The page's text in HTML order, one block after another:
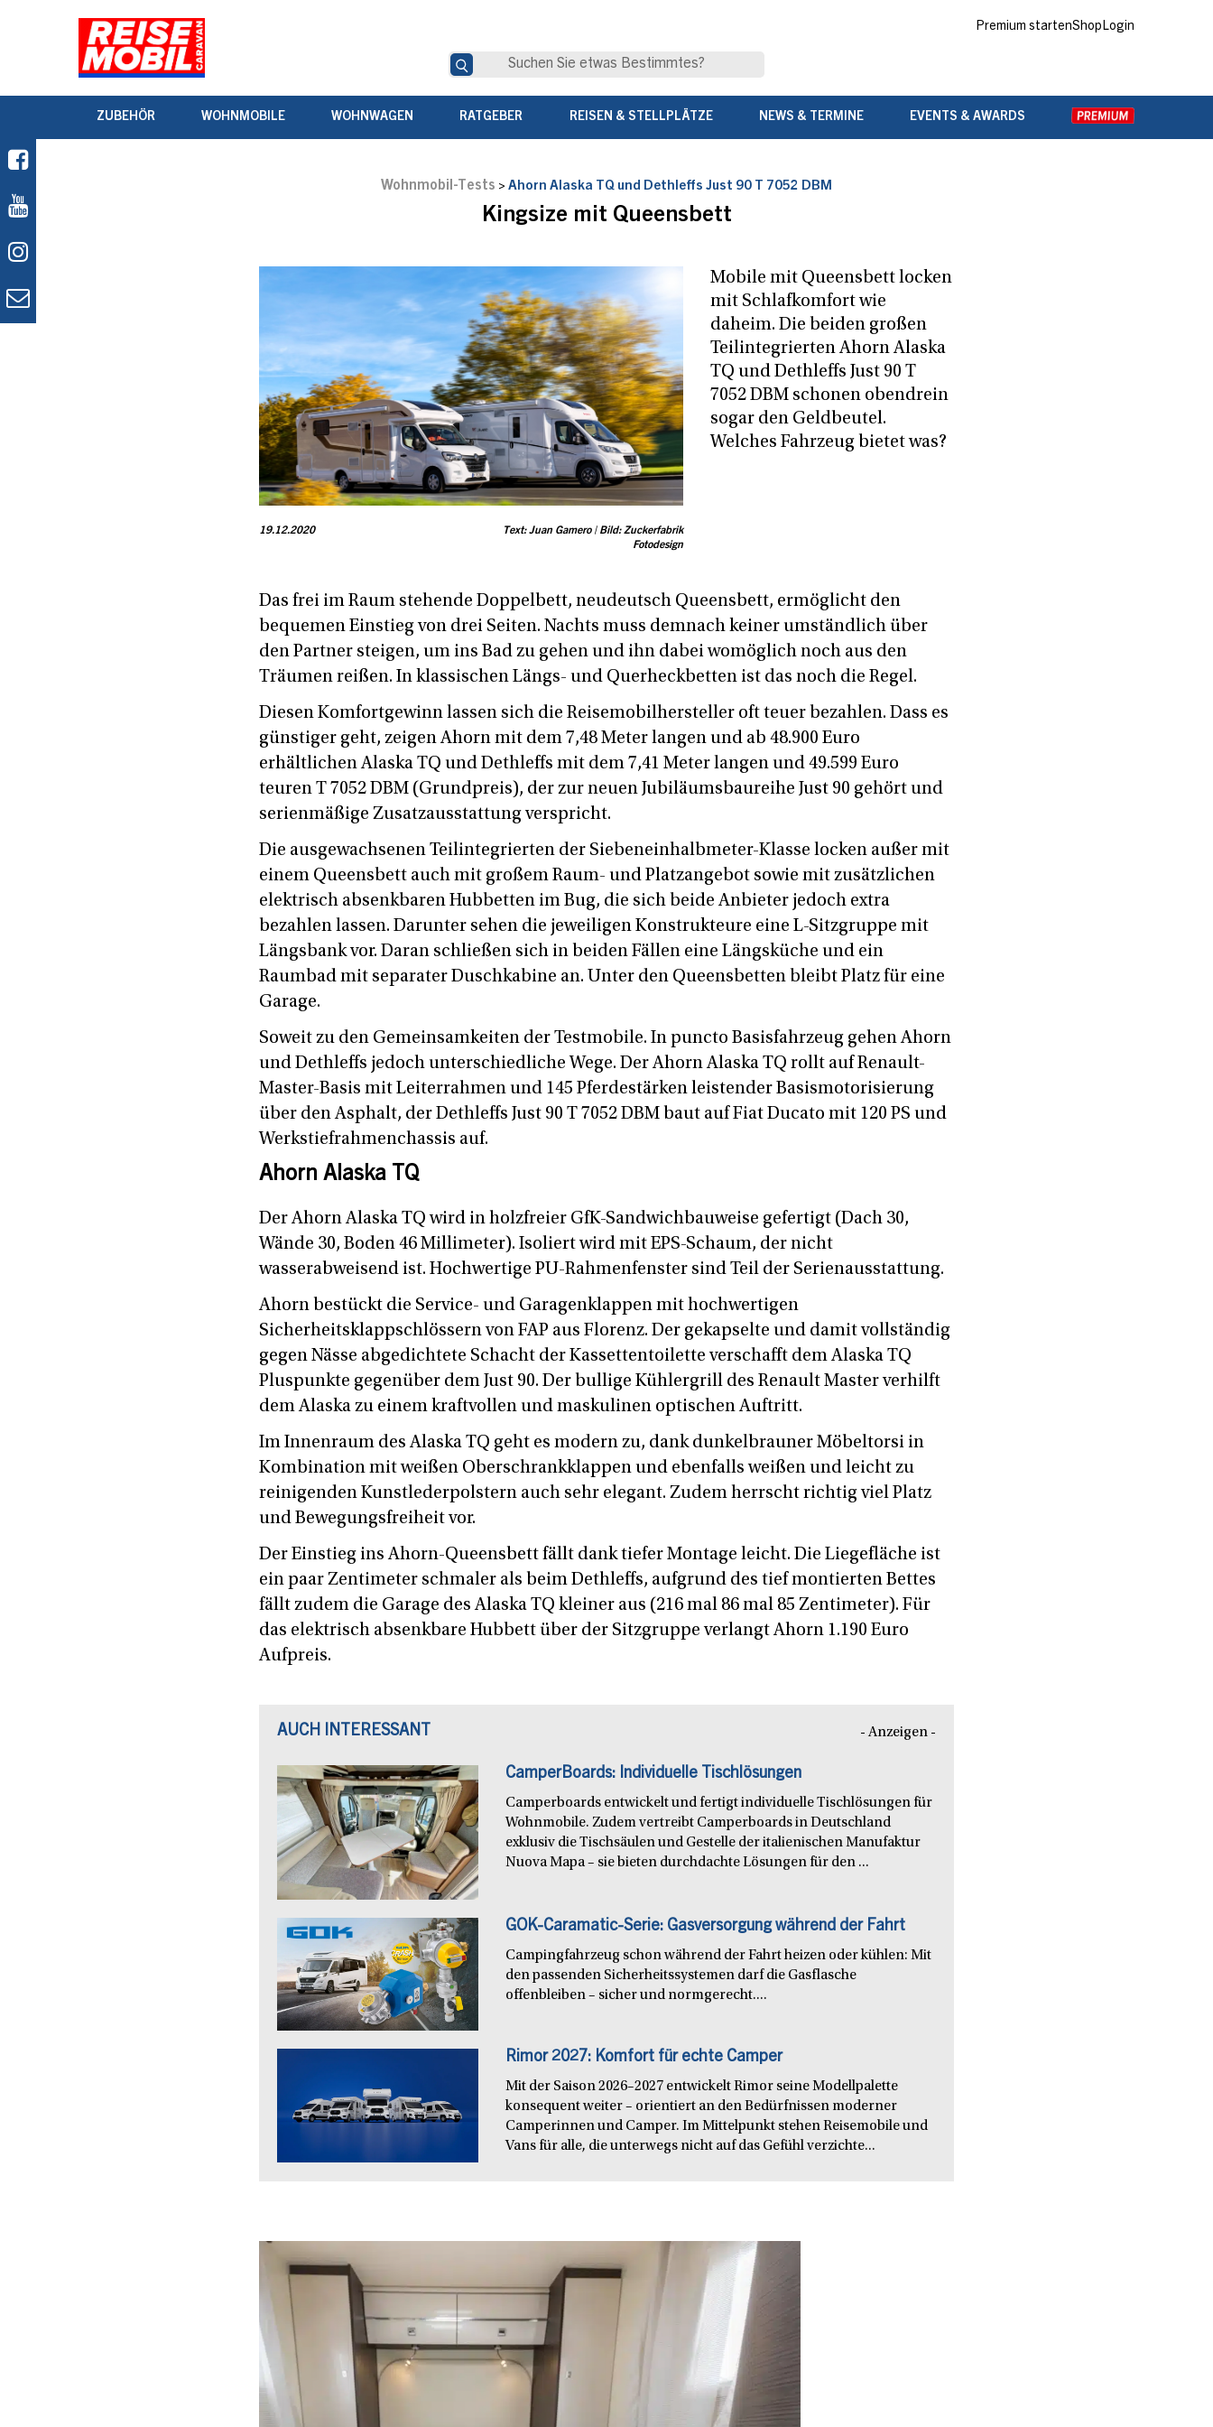
Premium startenShopLogin
ZUBEHÖR WOHNMOBILE WOHNWAGEN RATGEBER REISEN & STELLPLÄTZE NEWS & TERMINE EVENTS & AWARDS
Wohnmobil-Tests > Ahorn Alaska TQ und Dethleffs Just 90 T 7052 DBM
Kingsize mit Queensbett
19.12.2020
Text: Juan Gamero | Bild: Zuckerfabrik
Fotodesign
Mobile mit Queensbett locken
mit Schlafkomfort wie
daheim. Die beiden großen
Teilintegrierten Ahorn Alaska
TQ und Dethleffs Just 90 T
7052 DBM schonen obendrein
sogar den Geldbeutel.
Welches Fahrzeug bietet was?
Das frei im Raum stehende Doppelbett, neudeutsch Queensbett, ermöglicht den
bequemen Einstieg von drei Seiten. Nachts muss demnach keiner umständlich über
den Partner steigen, um ins Bad zu gehen und ihn dabei womöglich noch aus den
Träumen reißen. In klassischen Längs- und Querheckbetten ist das noch die Regel.
Diesen Komfortgewinn lassen sich die Reisemobilhersteller oft teuer bezahlen. Dass es
günstiger geht, zeigen Ahorn mit dem 7,48 Meter langen und ab 48.900 Euro
erhältlichen Alaska TQ und Dethleffs mit dem 7,41 Meter langen und 49.599 Euro
teuren T 7052 DBM (Grundpreis), der zur neuen Jubiläumsbaureihe Just 90 gehört und
serienmäßige Zusatzausstattung verspricht.
Die ausgewachsenen Teilintegrierten der Siebeneinhalbmeter-Klasse locken außer mit
einem Queensbett auch mit großem Raum- und Platzangebot sowie mit zusätzlichen
elektrisch absenkbaren Hubbetten im Bug, die sich beide Anbieter jedoch extra
bezahlen lassen. Darunter sehen die jeweiligen Konstrukteure eine L-Sitzgruppe mit
Längsbank vor. Daran schließen sich in beiden Fällen eine Längsküche und ein
Raumbad mit separater Duschkabine an. Unter den Queensbetten bleibt Platz für eine
Garage.
Soweit zu den Gemeinsamkeiten der Testmobile. In puncto Basisfahrzeug gehen Ahorn
und Dethleffs jedoch unterschiedliche Wege. Der Ahorn Alaska TQ rollt auf Renault-
Master-Basis mit Leiterrahmen und 145 Pferdestärken leistender Basismotorisierung
über den Asphalt, der Dethleffs Just 90 T 7052 DBM baut auf Fiat Ducato mit 120 PS und
Werkstiefrahmenchassis auf.
Ahorn Alaska TQ
Der Ahorn Alaska TQ wird in holzfreier GfK-Sandwichbauweise gefertigt (Dach 30,
Wände 30, Boden 46 Millimeter). Isoliert wird mit EPS-Schaum, der nicht
wasserabweisend ist. Hochwertige PU-Rahmenfenster sind Teil der Serienausstattung.
Ahorn bestückt die Service- und Garagenklappen mit hochwertigen
Sicherheitsklappschlössern von FAP aus Florenz. Der gekapselte und damit vollständig
gegen Nässe abgedichtete Schacht der Kassettentoilette verschafft dem Alaska TQ
Pluspunkte gegenüber dem Just 90. Der bullige Kühlergrill des Renault Master verhilft
dem Alaska zu einem kraftvollen und maskulinen optischen Auftritt.
Im Innenraum des Alaska TQ geht es modern zu, dank dunkelbrauner Möbeltorsi in
Kombination mit weißen Oberschrankklappen und ebenfalls weißen und leicht zu
reinigenden Kunstlederpolstern auch sehr elegant. Zudem herrscht richtig viel Platz
und Bewegungsfreiheit vor.
Der Einstieg ins Ahorn-Queensbett fällt dank tiefer Montage leicht. Die Liegefläche ist
ein paar Zentimeter schmaler als beim Dethleffs, aufgrund des tief montierten Bettes
fällt zudem die Garage des Alaska TQ kleiner aus (216 mal 86 mal 85 Zentimeter). Für
das elektrisch absenkbare Hubbett über der Sitzgruppe verlangt Ahorn 1.190 Euro
Aufpreis.
AUCH INTERESSANT - Anzeigen -
CamperBoards: Individuelle Tischlösungen
Camperboards entwickelt und fertigt individuelle Tischlösungen für
Wohnmobile. Zudem vertreibt Camperboards in Deutschland
exklusiv die Tischsäulen und Gestelle der italienischen Manufaktur
Nuova Mapa – sie bieten durchdachte Lösungen für den ...
GOK-Caramatic-Serie: Gasversorgung während der Fahrt
Campingfahrzeug schon während der Fahrt heizen oder kühlen: Mit
den passenden Sicherheitssystemen darf die Gasflasche
offenbleiben – sicher und normgerecht....
Rimor 2027: Komfort für echte Camper
Mit der Saison 2026–2027 entwickelt Rimor seine Modellpalette
konsequent weiter – orientiert an den Bedürfnissen moderner
Camperinnen und Camper. Im Mittelpunkt stehen Reisemobile und
Vans für alle, die unterwegs nicht auf das Gefühl verzichte...